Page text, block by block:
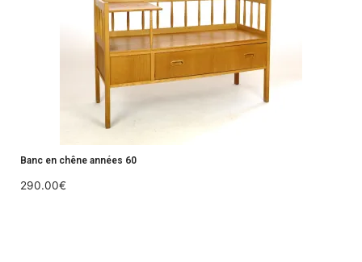
Banc en chêne années 60
290.00€